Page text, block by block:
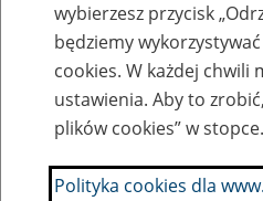
Nazwa zakładu pracy:
SZUKAJ
wybierzesz przycisk
będziemy
cookies. W każdej chwili
ustawienia. Aby to
plików cookies” w stopce.
Polityka cookies dla